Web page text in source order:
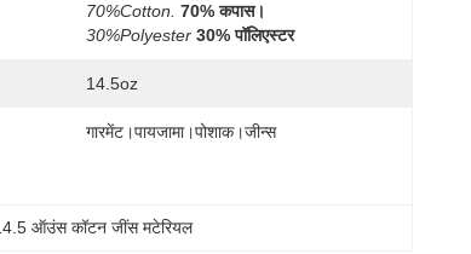
70%Cotton. 70% कपास।
30%Polyester 30% पॉलिएस्टर
14.5oz
गारमेंट।पायजामा।पोशाक।जीन्स
ऑउंस कॉटन जींस मटेरियल